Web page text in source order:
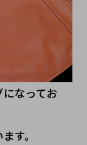
なってお
す。